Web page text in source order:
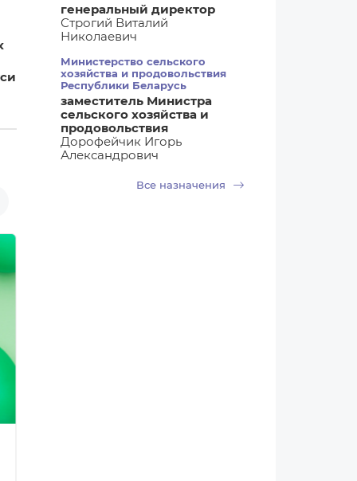
генеральный директор
Строгий Виталий
Николаевич
Министерство сельского
хозяйства и продовольствия
Республики Беларусь
заместитель Министра
сельского хозяйства и
продовольствия
Дорофейчик Игорь
Александрович
Все назначения